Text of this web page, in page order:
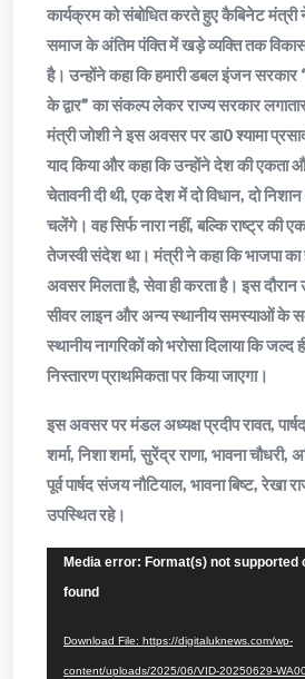
कार्यक्रम को संबोधित करते हुए कैबिनेट मंत्री
समाज के अंतिम पंक्ति में खड़े व्यक्ति तक
है। उन्होंने कहा कि हमारी डबल इंजन
के द्वार” का संकल्प लेकर राज्य सरकार
मंत्री जोशी ने इस अवसर पर डा0 श्यामा
याद किया और कहा कि उन्होंने देश की
चेतावनी दी थी, एक देश में दो विधान, दो
चलेंगे। वह सिर्फ नारा नहीं, बल्कि राष्ट्र की
तेजस्वी संदेश था। मंत्री ने कहा कि भाजपा का
अवसर मिलता है, सेवा ही करता है। इस दौरान
सीवर लाइन और अन्य स्थानीय समस्याओं के
स्थानीय नागरिकों को भरोसा दिलाया कि
निस्तारण प्राथमिकता पर किया जाएगा।
इस अवसर पर मंडल अध्यक्ष प्रदीप रावत,
शर्मा, निशा शर्मा, सुरेंद्र राणा, भावना चौधरी,
पूर्व पार्षद संजय नौटियाल, भावना बिष्ट, रेखा
उपस्थित रहे।
Video
Player
Media error: Format(s) not supported
found
Download File: https://digitaluknews.com/wp-
content/uploads/2025/06/VID-20250629-